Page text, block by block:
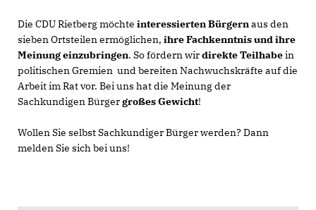
Die CDU Rietberg möchte interessierten Bürgernaus den
sieben Ortsteilen ermöglichen, ihre Fachkenntnis und ihre
Meinung einzubringen. So fördern wirdirekte Teilhabein
politischen Gremien und bereiten Nachwuchskräfte auf die
Arbeit im Rat vor. Bei uns hat die Meinung der
Sachkundigen Bürgergroßes Gewicht!
Wollen Sie selbst Sachkundiger Bürger werden? Dann
melden Sie sich bei uns!